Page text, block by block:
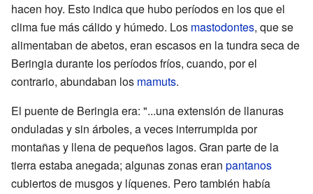
hacen hoy. Esto indica que hubo períodos en los que el
clima fue más cálido y húmedo. Los mastodontes, que se
alimentaban de abetos, eran escasos en la tundra seca de
Beringia durante los períodos fríos, cuando, por el
contrario, abundaban los mamuts.
El puente de Beringia era: "...una extensión de llanuras
onduladas y sin árboles, a veces interrumpida por
montañas y llena de pequeños lagos. Gran parte de la
tierra estaba anegada; algunas zonas eran pantanos
cubiertos de musgos y líquenes. Pero también había